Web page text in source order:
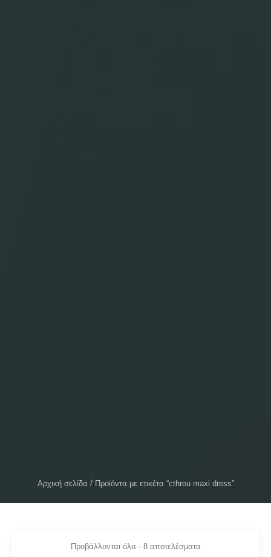
Αρχική σελίδα Προϊόντα με ετικέτα “cthrou maxi dress”
Προβάλλονται όλα - 8 αποτελέσματα